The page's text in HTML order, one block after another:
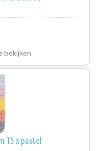
bekijken
15 x pastel